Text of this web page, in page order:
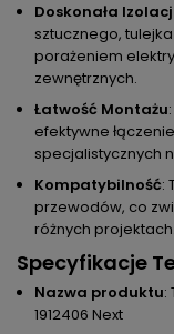
Doskonała
sztucznego,
porażeniem
zewnętrznych.
Łatwość Montażu
efektywne
specjalistycznych
Kompatybilność:
przewodów, co
różnych projektach.
Specyfikacje
Nazwa produktu:
1912406 Next